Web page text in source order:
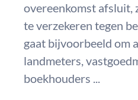
overeenkomst afsluit,
te verzekeren tegen
gaat bijvoorbeeld om
landmeters,
boekhouders ...